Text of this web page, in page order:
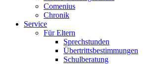
Comenius
Chronik
Service
Für Eltern
Sprechstunden
Übertrittsbestimmungen
Schulberatung